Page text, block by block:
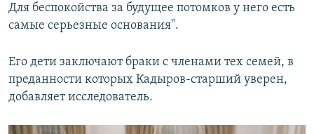
Для беспокойства за будущее потомков у него есть
самые серьезные основания".
Его дети заключают браки с членами тех семей, в
преданности которых Кадыров-старший уверен,
добавляет исследователь.